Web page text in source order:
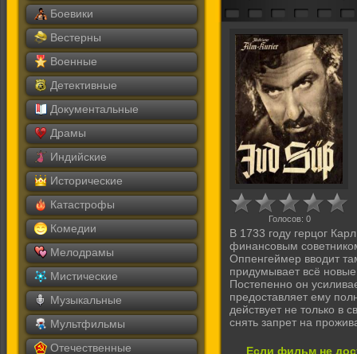
Боевики
Вестерны
Военные
Детективные
Документальные
Драмы
Индийские
Исторические
Катастрофы
Комедии
Мелодрамы
Мистические
Музыкальные
Мультфильмы
Отечественные
Голосов: 0
В 1733 году герцог
финансовым
Оппенгеймер вводит
придумывает всё
Постепенно он
предоставляет ему
действует не только в
снять запрет на
Если фильм не